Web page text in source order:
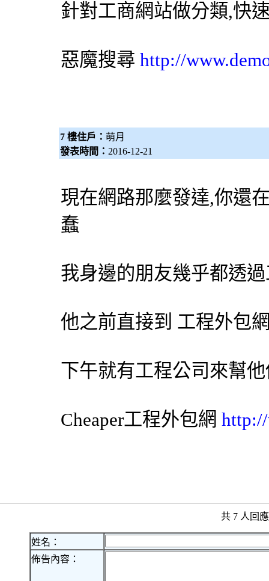
針對工商網站做分類,快
惡魔搜尋 http://
7 樓住戶： 萌月
發表時間： 2016-12-21
現在網路那麼發達,你還
蠢
我身邊的朋友幾乎都透
他之前直接到 工程外包
下午就有工程公司來幫
Cheaper工程外包網
共 7 人回
姓名：
佈告內容：